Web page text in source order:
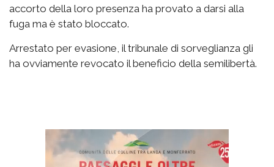
accorto della loro presenza ha provato a darsi alla
fuga ma è stato bloccato.
Arrestato per evasione, il tribunale di sorveglianza gli
ha ovviamente revocato il beneficio della semilibertà.